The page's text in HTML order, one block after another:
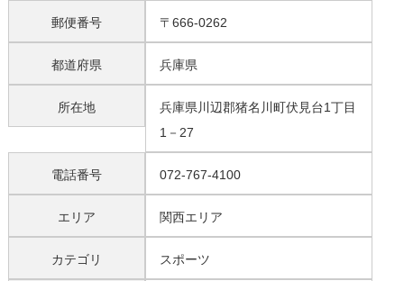
郵便番号 〒666-0262
都道府県 兵庫県
所在地
兵庫県川辺郡猪名川町伏見台1丁目
1－27
電話番号 072-767-4100
エリア 関西エリア
カテゴリ スポーツ